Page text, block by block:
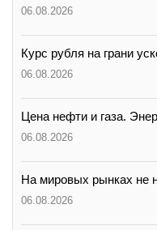
06.08.2026
Курс рубля на грани
06.08.2026
Цена нефти и газа.
06.08.2026
На мировых рынках не
06.08.2026